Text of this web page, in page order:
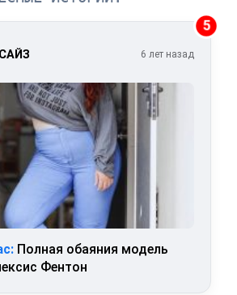
5
6 лет назад
Полная обаяния модель
Фентон